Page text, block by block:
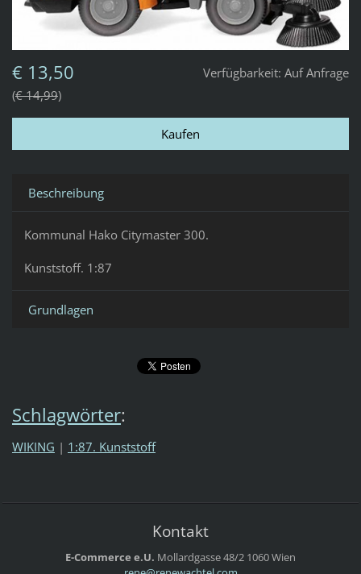
Verfügbarkeit: Auf Anfrage
€ 13,50
€ 14,99
Beschreibung
Kommunal Hako Citymaster 300.
Kunststoff. 1:87
Grundlagen
Schlagwörter:
WIKING | 1:87. Kunststoff
Kontakt
E-Commerce e.U. Mollardgasse 48/2 1060 Wien